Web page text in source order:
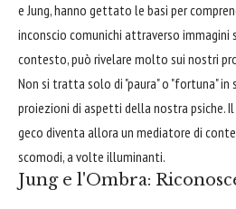
e Jung, hanno gettato le basi per
inconscio comunichi attraverso immagini
contesto, può rivelare molto sui nostri
Non si tratta solo di "paura" o "fortuna" in
proiezioni di aspetti della nostra psiche.
geco diventa allora un mediatore di
scomodi, a volte illuminanti.
Jung e l'Ombra: